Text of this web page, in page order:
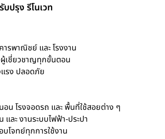
ปรุง รีโนเวท
รพาณิชย์ และ โรงงาน
เชี่ยวชาญทุกขั้นตอน
รง ปลอดภัย
น โรงจอดรถ และ พื้นที่ใช้สอยต่าง ๆ
ละ งานระบบไฟฟ้า-ประปา
โจทย์ทุกการใช้งาน